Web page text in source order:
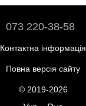
073 220-38-58
Контактна інформація
Повна версія сайту
© 2019-2026